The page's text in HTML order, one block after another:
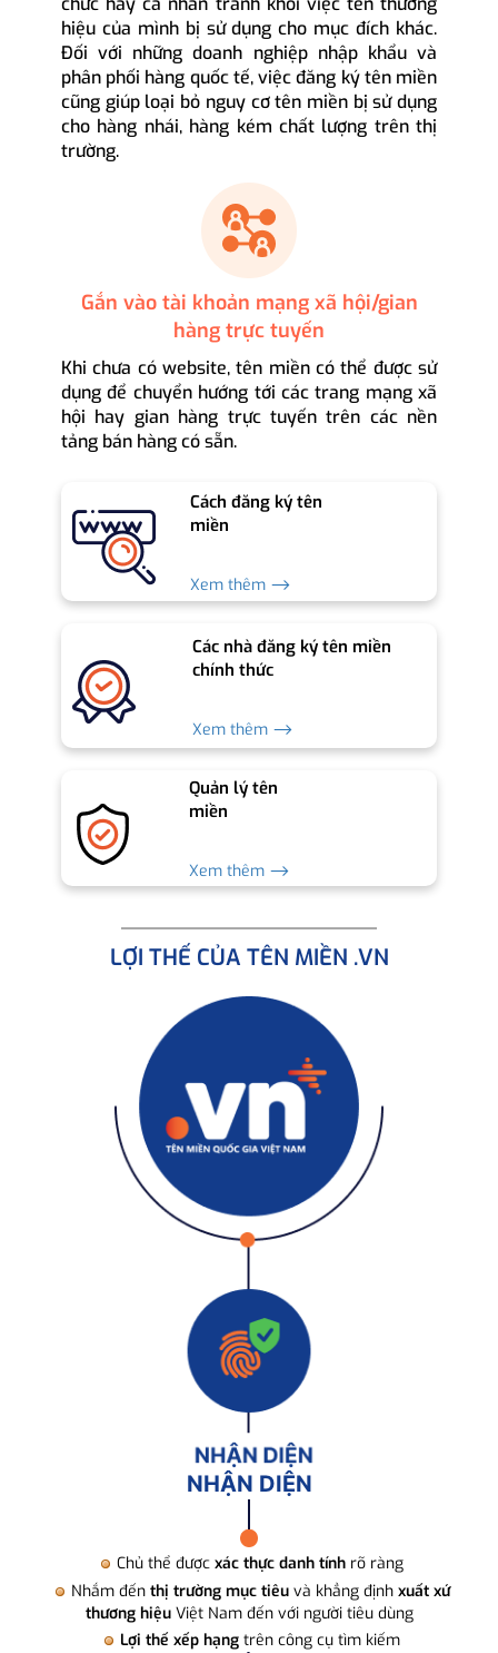
hiệu của mình bị sử dụng cho mục đích khác.
Đối với những doanh nghiệp nhập khẩu và
phân phối hàng quốc tế, việc đăng ký tên miền
cũng giúp loại bỏ nguy cơ tên miền bị sử dụng
cho hàng nhái, hàng kém chất lượng trên thị
trường.
Gắn vào tài khoản mạng xã hội/gian
hàng trực tuyến
Khi chưa có website, tên miền có thể được sử
dụng để chuyển hướng tới các trang mạng xã
hội hay gian hàng trực tuyến trên các nền
tảng bán hàng có sẵn.
Cách đăng ký tên
miền
Xem thêm ⟶
Các nhà đăng ký tên miền
chính thức
Xem thêm ⟶
Quản lý tên
miền
Xem thêm ⟶
LỢI THẾ CỦA TÊN MIỀN .VN
NHẬN DIỆN
Chủ thể được xác thực danh tính rõ ràng
Nhắm đến thị trường mục tiêuvà khẳng định xuất xứ
thương hiệuViệt Nam đến với người tiêu dùng
Lợi thế xếp hạng trên công cụ tìm kiếm